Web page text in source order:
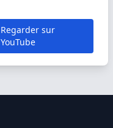
Regarder sur
YouTube